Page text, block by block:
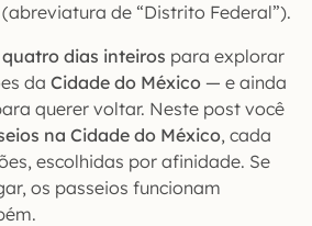
de “Distrito Federal”).
quatro dias inteiros para explorar
da Cidade do México — e ainda
querer voltar. Neste post você
na Cidade do México, cada
escolhidas por afinidade. Se
os passeios funcionam